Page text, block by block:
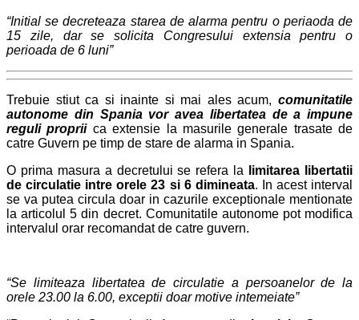
“Initial se decreteaza starea de alarma pentru o periaoda de
15 zile, dar se solicita Congresului extensia pentru o
perioada de 6 luni”
Trebuie stiut ca si inainte si mai ales acum, comunitatile
autonome din Spania vor avea libertatea de a impune
reguli proprii ca extensie la masurile generale trasate de
catre Guvern pe timp de stare de alarma in Spania.
O prima masura a decretului se refera la
limitarea libertatii
de circulatie intre orele 23 si 6 dimineata. In acest interval
se va putea circula doar in cazurile exceptionale mentionate
la articolul 5 din decret. Comunitatile autonome pot modifica
intervalul orar recomandat de catre guvern.
“Se limiteaza libertatea de circulatie a persoanelor de la
orele 23.00 la 6.00, exceptii doar motive intemeiate”